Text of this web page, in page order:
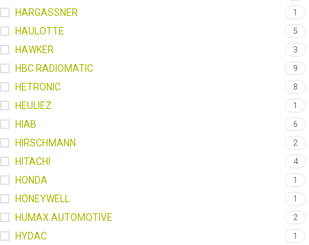
HARGASSNER 1
HAULOTTE 5
HAWKER 3
HBC RADIOMATIC 9
HETRONIC 8
HEULIEZ 1
HIAB 6
HIRSCHMANN 2
HITACHI 4
HONDA 1
HONEYWELL 1
HUMAX AUTOMOTIVE 2
HYDAC 1